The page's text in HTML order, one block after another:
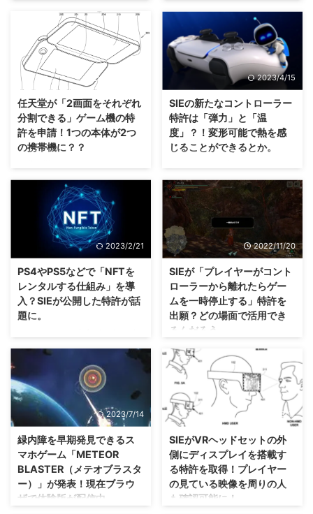
監視される気がして怖い部分もあ
りますな（笑） オンラインプレ
イ時に被害にある可能性のある
「ゲーム内ハラスメント」 今
回、海外メディアが ...
力端子が固定されている 一度設
置してしまえばあまり気にならな
いかもしれませんが。 現行のニ
ンテンドースイッ ...
実現したら、どこまで調整してく
れるのか気になりますな(・∀・)
SIEさんが新たに、 プレイヤー能
力に合わせて難易度を自動調整す
る技術 に関した特許を公開した
そうですね。 技術自体は新しい
の特許はそれをもっとブラッシュ
アップしているみたいです。 こ
の技術により、ゲームが簡単すぎ
たり難しかったりで、「もういい
し、 より長くゲームを楽しんで
もらう という目的があるみたい
ですよ？ SIEがプレイヤー能力に
合わせて難易度を自動調整する技
術に関した特許を公 ...
った機能が正式に追加されたらあ
りがたいのかな！？ SIEさんが、
CONTENT STREAMING WITH
GAMEPLAY LAUNCH という特
許を出願したみたいですね。 こ
の特許では、「Detroit: Become
Human」や「Until Dawn」のよ
うに ゲームの特定ポイントから
リプレイできる技術 をまとめて
いるみたいです(・∀・) これによ
り、自分の好きなシーンを何度も
が、もし本当に実装されたら ト
ロフィー集め がどうなるの ...
任天堂が「2画面をそれぞれ
分割できる」ゲーム機の特
許を申請！1つの本体が2つ
の携帯機に？？
のか、全然違うものなのか・・・
これまた実現したら盛り上がりそ
うなゲーム機ですな(・∀・) ニン
テンドースイッチの後継機が来年
発売されるのでは？と噂されてい
る任天堂さんですけれども、ここ
るゲーム機 の特許を申請し、話
題になっています。 ニンテンド
ーDS系のように上下に画面が備
わっていますが、大きな特徴とし
とで、サイズ感によっては1つの
本体で2人がニンテンドースイッ
チの携帯モードを遊べる ...
2023/4/15
SIEの新たなコントローラー
特許は「弾力」と「温
度」？！変形可能で熱を感
じることができるとか。
に、どんどん「新たな体験」を生
み出すのでしょうね(・∀・) 定期
的に特許が話題になるSIEさんで
すが、今回2023年3月30日に取
得された新たな特許は 温度制御
された触覚フィードバックを搭載
ぜ？ PS5のデュアルセンスで
は、没入感を高めるために「ハプ
ティックフィードバック」や「ア
ダプティブトリガー」が実装され
ましたが。 今後もこの 没入感を
うな特許となっています( ･`ω･´)
SIEが新たなコントローラー特許
を出願 ...
2023/2/21
PS4やPS5などで「NFTを
レンタルする仕組み」を導
入？SIEが公開した特許が話
題に。
ム機でお金を稼ぐことができる時
代もくるのかな？ SIEさんが最
近、 NFT に関する特許を公開し
たとして話題になっているみたい
ですな(・∀・) この特許では、
PS4やPS5のようなPSプラット
期間レンタル することができる
仕組みがまとめられているんだと
か。 どういったNFTがレンタル
されるのか気になりますが、NFT
の知識がある人はこれで利益を得
2022/11/20
SIEが「プレイヤーがコント
ローラーから離れたらゲー
ムを一時停止する」特許を
出願？どの場面で活用でき
るんだろう。
ふむ・・・一瞬離れただけでもそ
うなるのか気になりますな（；＾
ω＾） SIEさんが プレイヤーがコ
ントローラーから離れたらゲーム
を一時停止する みたいな特許を
出願したそうですな。 大抵の人
が付いている気がしますが、どの
場面で使えるんだろうね？ プレ
イヤーがコントローラーから離れ
たらゲームを一時停止 今回のSIE
2023/7/14
緑内障を早期発見できるス
マホゲーム「METEOR
BLASTER（メテオブラスタ
ー）」が発表！現在ブラウ
ザで体験版が配信中。
2021/8/17
SIEがVRヘッドセットの外
側にディスプレイを搭載す
る特許を取得！プレイヤー
の見ている映像を周りの人
も確認可能に！